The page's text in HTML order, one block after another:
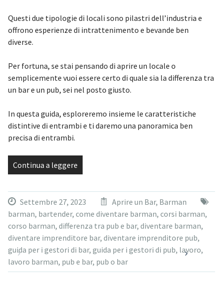
Questi due tipologie di locali sono pilastri dell’industria e
offrono esperienze di intrattenimento e bevande ben
diverse.
Per fortuna, se stai pensando di aprire un locale o
semplicemente vuoi essere certo di quale sia la differenza tra
un bar e un pub, sei nel posto giusto.
In questa guida, esploreremo insieme le caratteristiche
distintive di entrambi e ti daremo una panoramica ben
precisa di entrambi.
Continua a leggere
Settembre 27, 2023 Aprire un Bar, Barman
barman, bartender, come diventare barman, corsi barman,
corso barman, differenza tra pub e bar, diventare barman,
diventare imprenditore bar, diventare imprenditore pub,
guida per i gestori di bar, guida per i gestori di pub, lavoro,
lavoro barman, pub e bar, pub o bar